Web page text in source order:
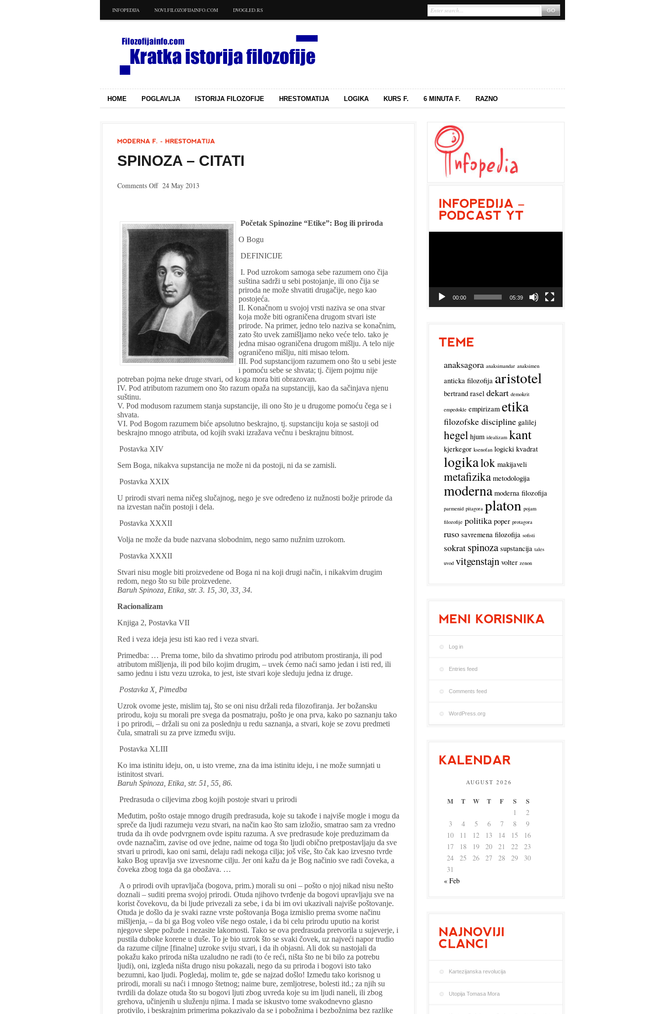
INFOPEDIJA NOVI.FILOZOFIJAINFO.COM DVOGLED.RS
HOME POGLAVLJA ISTORIJA FILOZOFIJE HRESTOMATIJA LOGIKA KURS F. 6 MINUTA F. RAZNO
SPINOZA – CITATI
Comments Offon
citati
24 May 2013
Početak Spinozine “Etike”: Bog ili priroda
O Bogu
DEFINICIJE
I. Pod uzrokom samoga sebe razumem ono čija
suština sadrži u sebi postojanje, ili ono čija se
priroda ne može shvatiti drugačije, nego kao
postojeća.
II. Konačnom u svojoj vrsti naziva se ona stvar
koja može biti ograničena drugom stvari iste
prirode. Na primer, jedno telo naziva se konačnim,
zato što uvek zamišljamo neko veće telo. tako je
jedna misao ograničena drugom mišlju. A telo nije
ograničeno mišlju, niti misao telom.
III. Pod supstancijom razumem ono što u sebi jeste
i pomoću sebe se shvata; tj. čijem pojmu nije
potreban pojma neke druge stvari, od koga mora biti obrazovan.
IV. Pod atributom razumem ono što razum opaža na supstanciji, kao da sačinjava njenu
suštinu.
V. Pod modusom razumem stanja supstancije, ili ono što je u drugome pomoću čega se i
shvata.
VI. Pod Bogom razumem biće apsolutno beskrajno, tj. supstanciju koja se sastoji od
beskrajno mnogo atributa, od kojih svaki izražava večnu i beskrajnu bitnost.
Postavka XIV
Sem Boga, nikakva supstancija ne može ni da postoji, ni da se zamisli.
Postavka XXIX
U prirodi stvari nema ničeg slučajnog, nego je sve određeno iz nužnosti božje prirode da
na izvestan način postoji i dela.
Postavka XXXII
Volja ne može da bude nazvana slobodnim, nego samo nužnim uzrokom.
Postavka XXXII
Stvari nisu mogle biti proizvedene od Boga ni na koji drugi način, i nikakvim drugim
redom, nego što su bile proizvedene.
Baruh Spinoza, Etika, str. 3. 15, 30, 33, 34.
Racionalizam
Knjiga 2, Postavka VII
Red i veza ideja jesu isti kao red i veza stvari.
Primedba: … Prema tome, bilo da shvatimo prirodu pod atributom prostiranja, ili pod
atributom mišljenja, ili pod bilo kojim drugim, – uvek ćemo naći samo jedan i isti red, ili
samo jednu i istu vezu uzroka, to jest, iste stvari koje sleduju jedna iz druge.
Postavka X, Pimedba
Uzrok ovome jeste, mislim taj, što se oni nisu držali reda filozofiranja. Jer božansku
prirodu, koju su morali pre svega da posmatraju, pošto je ona prva, kako po saznanju tako
i po prirodi, – držali su oni za poslednju u redu saznanja, a stvari, koje se zovu predmeti
čula, smatrali su za prve između sviju.
Postavka XLIII
Ko ima istinitu ideju, on, u isto vreme, zna da ima istinitu ideju, i ne može sumnjati u
istinitost stvari.
Baruh Spinoza, Etika, str. 51, 55, 86.
Predrasuda o ciljevima zbog kojih postoje stvari u prirodi
Međutim, pošto ostaje mnogo drugih predrasuda, koje su takođe i najviše mogle i mogu da
spreče da ljudi razumeju vezu stvari, na način kao što sam izložio, smatrao sam za vredno
truda da ih ovde podvrgnem ovde ispitu razuma. A sve predrasude koje preduzimam da
ovde naznačim, zavise od ove jedne, naime od toga što ljudi obično pretpostavljaju da sve
stvari u prirodi, kao oni sami, delaju radi nekoga cilja; još više, što čak kao izvesno tvrde
kako Bog upravlja sve izvesnome cilju. Jer oni kažu da je Bog načinio sve radi čoveka, a
čoveka zbog toga da ga obožava. …
A o prirodi ovih upravljača (bogova, prim.) morali su oni – pošto o njoj nikad nisu nešto
doznali – suditi prema svojoj prirodi. Otuda njihovo tvrđenje da bogovi upravljaju sve na
korist čovekovu, da bi ljude privezali za sebe, i da bi im ovi ukazivali najviše poštovanje.
Otuda je došlo da je svaki razne vrste poštovanja Boga izmislio prema svome načinu
mišljenja, – da bi ga Bog voleo više nego ostale, i da bi celu prirodu uputio na korist
njegove slepe požude i nezasite lakomosti. Tako se ova predrasuda pretvorila u sujeverje, i
pustila duboke korene u duše. To je bio uzrok što se svaki čovek, uz najveći napor trudio
da razume ciljne [finalne] uzroke sviju stvari, i da ih objasni. Ali dok su nastojali da
pokažu kako priroda ništa uzaludno ne radi (to će reći, ništa što ne bi bilo za potrebu
ljudi), oni, izgleda ništa drugo nisu pokazali, nego da su priroda i bogovi isto tako
bezumni, kao ljudi. Pogledaj, molim te, gde se najzad došlo! Između tako korisnog u
prirodi, morali su naći i mnogo štetnog; naime bure, zemljotrese, bolesti itd.; za njih su
tvrdili da dolaze otuda što su bogovi ljuti zbog uvreda koje su im ljudi naneli, ili zbog
grehova, učinjenih u služenju njima. I mada se iskustvo tome svakodnevno glasno
protivilo, i beskrajnim primerima pokazivalo da se i pobožnima i bezbožnima bez razlike
00:00 05:39
anaksagora anaksimandar anaksimen
anticka filozofija aristotel
bertrand rasel dekart demokrit
empedokle empirizam etika
filozofske discipline galilej
hegel hjum idealizam kant
kjerkegor ksenofan logicki kvadrat
logikalok makijaveli
metafizika metodologija
moderna moderna filozofija
parmenid pitagora platon pojam
filozofije politika poper protagora
ruso savremena filozofija sofisti
sokrat spinoza supstancija tales
uvod vitgenstajn volter zenon
Log in
Entries feed
Comments feed
WordPress.org
AUGUST 2026
M T W T F S S
1
2
3
4 5 6 7 8
9
10
11 12 13 14 15
16
17
18 19 20 21 22
23
24
25 26 27 28 29
30
31
« Feb
Kartezijanska revolucija
Utopija Tomasa Mora